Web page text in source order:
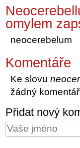
omylem
neocerebelum
Komentáře
Ke slovu
žádný komentář
Přidat nový